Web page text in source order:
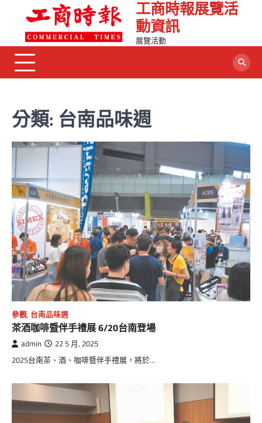
content
工商時報展覽活
動資訊
展覽活動
分類: 台南品味週
參觀, 台南品味週
茶酒咖啡暨伴手禮展 6/20台南登場
admin 22 5 月, 2025
2025台南茶、酒、咖啡暨伴手禮展，將於…